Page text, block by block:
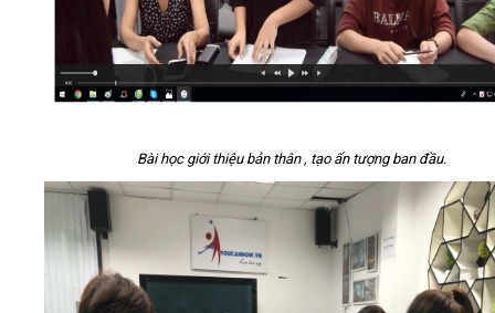
Bài học giới thiệu bản thân , tạo ấn tượng ban đầu.